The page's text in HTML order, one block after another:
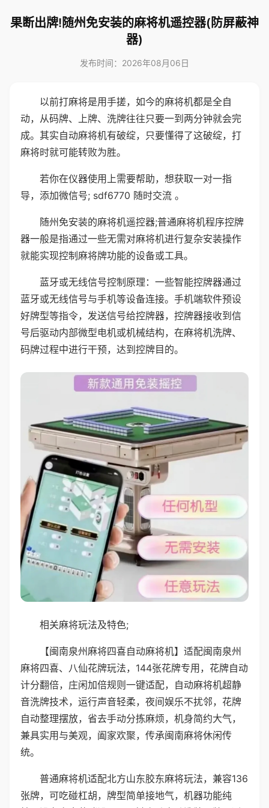
果断出牌!随州免安装的麻将机遥控器(防屏蔽神
器)
发布时间：2026年08月06日
以前打麻将是用手搓，如今的麻将机都是全自
动，从码牌、上牌、洗牌往往只要一到两分钟就会完
成。其实自动麻将机有破绽，只要懂得了这破绽，打
麻将时就可能转败为胜。
若你在仪器使用上需要帮助，想获取一对一指
导，添加微信号; sdf6770 随时交流 。
随州免安装的麻将机遥控器;普通麻将机程序控牌
器一般是指通过一些无需对麻将机进行复杂安装操作
就能实现控制麻将牌功能的设备或工具。
蓝牙或无线信号控制原理：一些智能控牌器通过
蓝牙或无线信号与手机等设备连接。手机端软件预设
好牌型等指令，发送信号给控牌器，控牌器接收到信
号后驱动内部微型电机或机械结构，在麻将机洗牌、
码牌过程中进行干预，达到控牌目的。
相关麻将玩法及特色;
【闽南泉州麻将四喜自动麻将机】适配闽南泉州
麻将四喜、八仙花牌玩法，144张花牌专用，花牌自动
计分翻倍，庄闲加倍规则一键适配，自动麻将机超静
音洗牌技术，运行声音轻柔，夜间娱乐不扰邻，花牌
自动整理摆放，省去手动分拣麻烦，机身简约大气，
兼具实用与美观，阖家欢聚，传承闽南麻将休闲传
统。
普通麻将机适配北方山东胶东麻将玩法，兼容136
张牌，可吃碰杠胡，牌型简单接地气，机器功能纯